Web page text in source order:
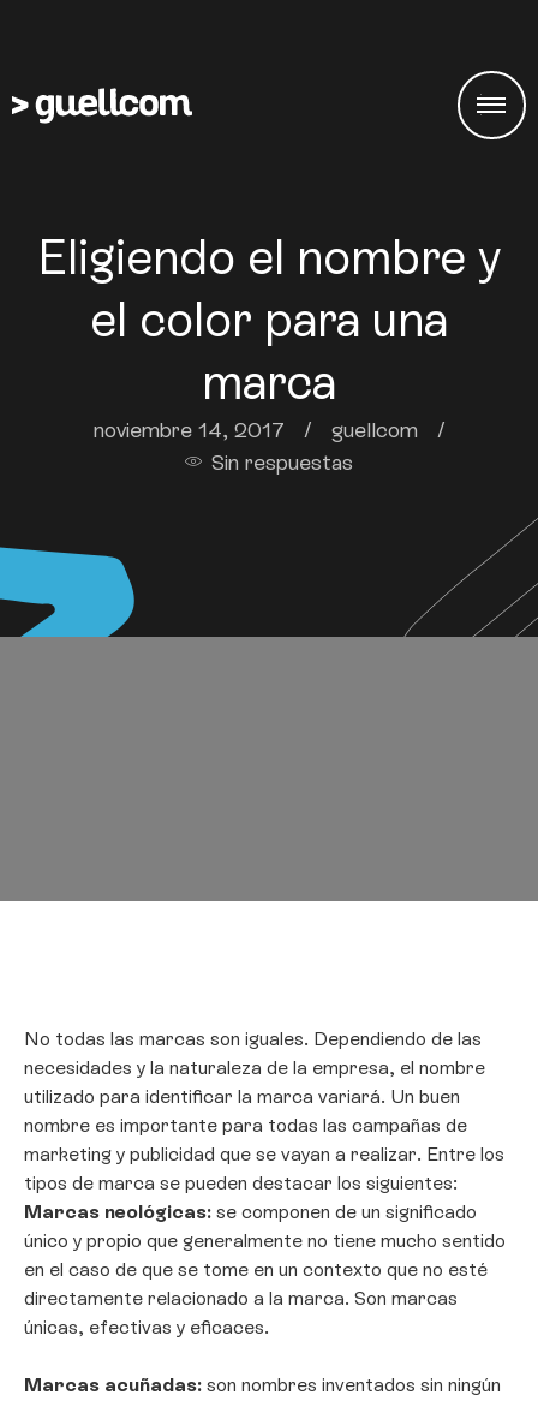
Eligiendo el nombre y
el color para una
marca
noviembre 14, 2017 / guellcom
/
Sin respuestas
No todas las marcas son iguales. Dependiendo de las
necesidades y la naturaleza de la empresa, el nombre
utilizado para identificar la marca variará. Un buen
nombre es importante para todas las campañas de
marketing y publicidad que se vayan a realizar. Entre los
tipos de marca se pueden destacar los siguientes:
Marcas neológicas: se componen de un significado
único y propio que generalmente no tiene mucho sentido
en el caso de que se tome en un contexto que no esté
directamente relacionado a la marca. Son marcas
únicas, efectivas y eficaces.
Marcas acuñadas: son nombres inventados sin ningún